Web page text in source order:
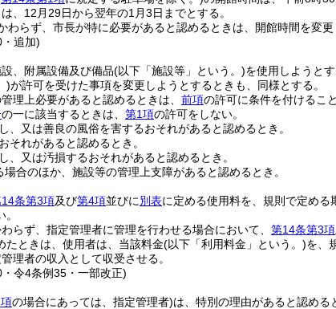
、12月29日から翌年の1月3日までとする。
わらず、市長が特に必要があると認めるときは、開館時間を変
追加)
、附属設備及び備品(以下「施設等」という。)を使用しようと
)が許可を受けた事項を変更しようとするときも、同様とする。
理上必要があると認めるときは、 前項の許可に条件を付けるこ
の一に該当するときは、 第1項の許可をしない。
、又は善良の風俗を害するおそれがあると認めるとき。
それがあると認めるとき。
、又は汚損するおそれがあると認めるとき。
場合のほか、施設等の管理上支障があると認めるとき。
条第3項及び第4項並びに別表に定める使用料を、規則で定める
らず、指定管理者に管理を行わせる場合において、 第14条第3項
たときは、使用者は、当該料金(以下「利用料金」という。)を、
理者の収入として収受させる。
令4条例35・一部改正)
の場合にあっては、指定管理者)は、特別の理由があると認める